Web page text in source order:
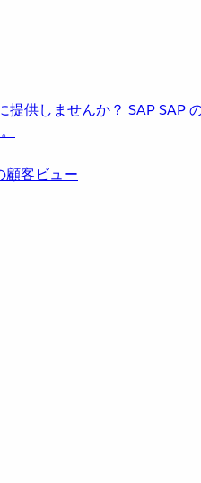
提供しませんか？ SAPSAP
顧客ビュー